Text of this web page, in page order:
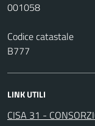
001058
Codice catastale
B777
LINK UTILI
CISA 31 -